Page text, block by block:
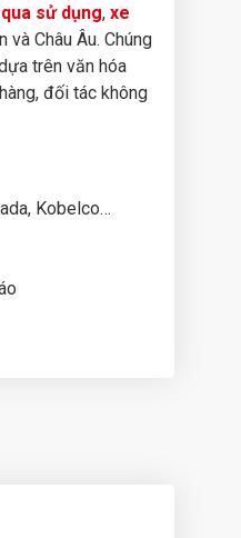
sử dụng, xe
Châu Âu. Chúng
trên văn hóa
đối tác không
Kobelco…